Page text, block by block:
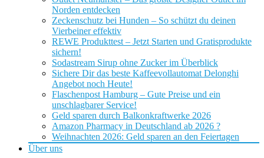
Norden entdecken
Zeckenschutz bei Hunden – So schützt du deinen
Vierbeiner effektiv
REWE Produkttest – Jetzt Starten und Gratisprodukte
sichern!
Sodastream Sirup ohne Zucker im Überblick
Sichere Dir das beste Kaffeevollautomat Delonghi
Angebot noch Heute!
Flaschenpost Hamburg – Gute Preise und ein
unschlagbarer Service!
Geld sparen durch Balkonkraftwerke 2026
Amazon Pharmacy in Deutschland ab 2026 ?
Weihnachten 2026: Geld sparen an den Feiertagen
Über uns